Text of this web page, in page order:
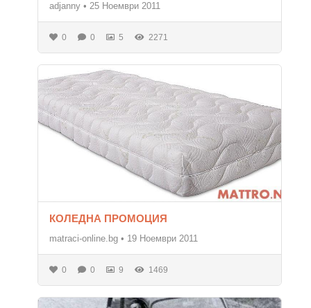
adjanny • 25 Ноември 2011
0 0 5 2271
КОЛЕДНА ПРОМОЦИЯ
matraci-online.bg • 19 Ноември 2011
0 0 9 1469